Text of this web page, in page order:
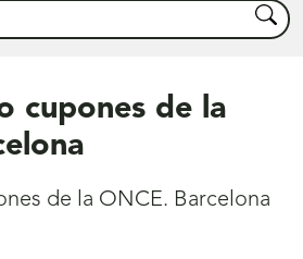
Buscar
cupones de la
de la ONCE. Barcelona